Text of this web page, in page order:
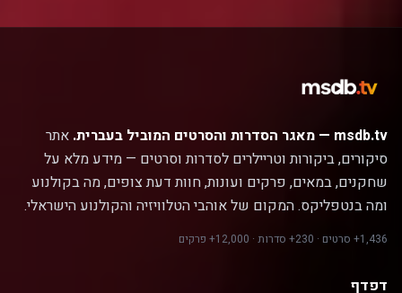
msdb.tv — מאגר הסדרות והסרטים המוביל בעברית.
אתר
סיקורים, ביקורות וטריילרים לסדרות וסרטים — מידע מלא על
שחקנים, במאים, פרקים ועונות, חוות דעת צופים, מה בקולנוע
ומה בנטפליקס. המקום של אוהבי הטלוויזיה והקולנוע הישראלי.
1,436+ סרטים · 230+ סדרות · 12,000+ פרקים
דפדף